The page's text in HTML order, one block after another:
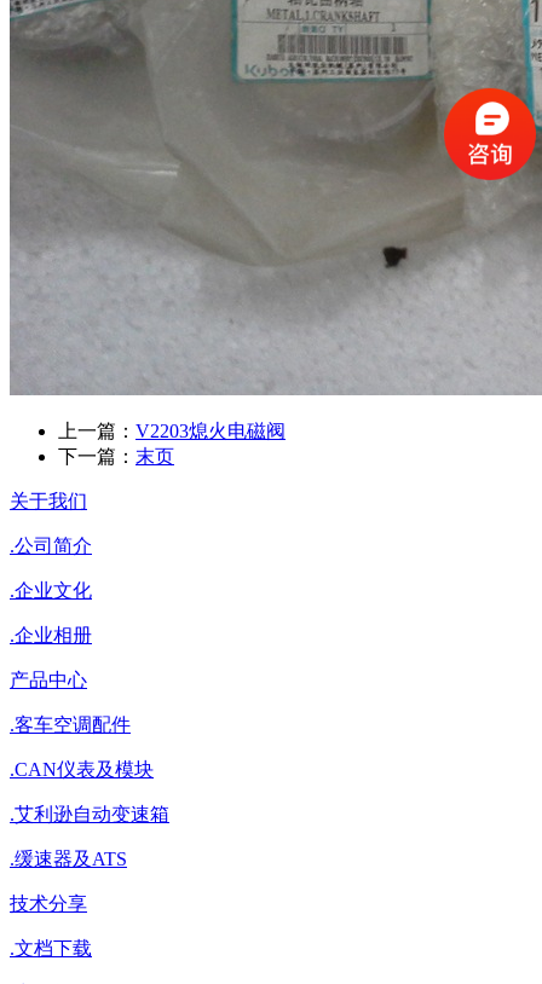
上一篇： V2203熄火电磁阀
下一篇： 末页
关于我们
.公司简介
.企业文化
.企业相册
产品中心
.客车空调配件
.CAN仪表及模块
.艾利逊自动变速箱
.缓速器及ATS
技术分享
.文档下载